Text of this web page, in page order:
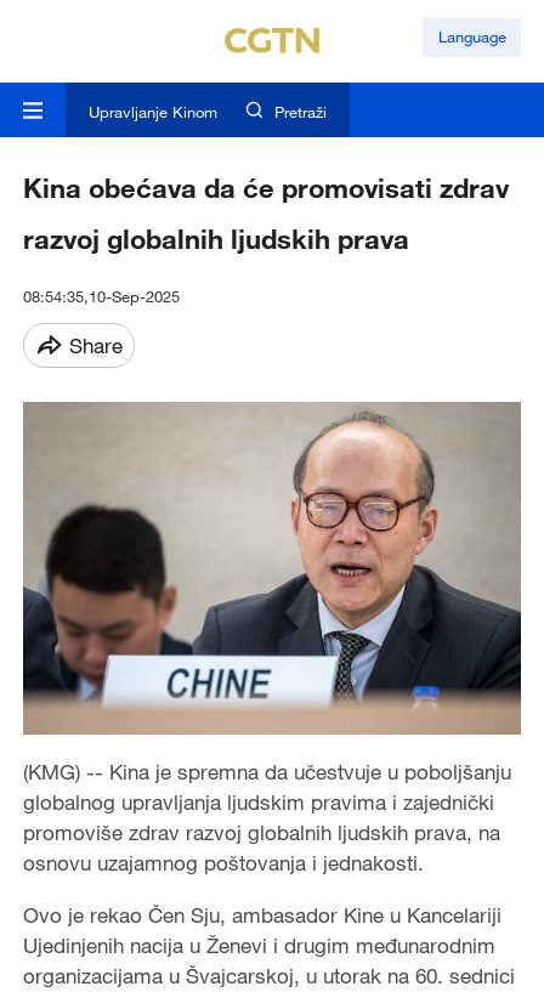
Language
Upravljanje Kinom Pretraži
Kina obećava da će promovisati zdrav
razvoj globalnih ljudskih prava
08:54:35,10-Sep-2025
Share
(KMG) -- Kina je spremna da učestvuje u poboljšanju
globalnog upravljanja ljudskim pravima i zajednički
promoviše zdrav razvoj globalnih ljudskih prava, na
osnovu uzajamnog poštovanja i jednakosti.
Ovo je rekao Čen Sju, ambasador Kine u Kancelariji
Ujedinjenih nacija u Ženevi i drugim međunarodnim
organizacijama u Švajcarskoj, u utorak na 60. sednici